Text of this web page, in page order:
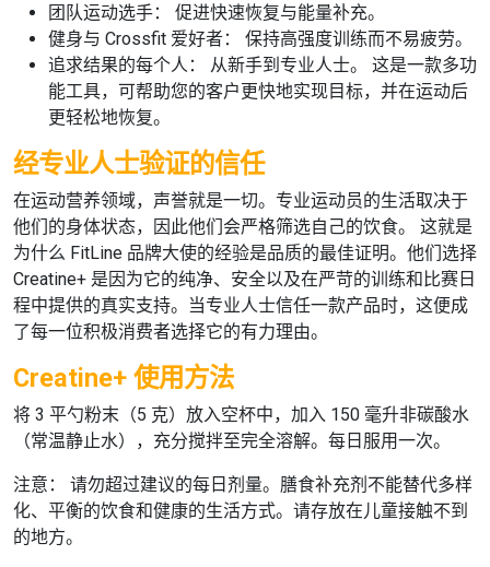
团队运动选手：
促进快速恢复与能量补充。
健身与 Crossfit 爱好者：
保持高强度训练而不易疲劳。
追求结果的每个人：
从新手到专业人士。 这是一款多功
能工具，可帮助您的客户更快地实现目标，并在运动后
更轻松地恢复。
经专业人士验证的信任
在运动营养领域，声誉就是一切。专业运动员的生活取决于
他们的身体状态，因此他们会严格筛选自己的饮食。 这就是
为什么 FitLine 品牌大使的经验是品质的最佳证明。他们选择
Creatine+ 是因为它的纯净、安全以及在严苛的训练和比赛日
程中提供的真实支持。当专业人士信任一款产品时，这便成
了每一位积极消费者选择它的有力理由。
Creatine+ 使用方法
将 3 平勺粉末（5 克）放入空杯中，加入 150 毫升非碳酸水
（常温静止水），充分搅拌至完全溶解。每日服用一次。
注意：
请勿超过建议的每日剂量。膳食补充剂不能替代多样
化、平衡的饮食和健康的生活方式。请存放在儿童接触不到
的地方。